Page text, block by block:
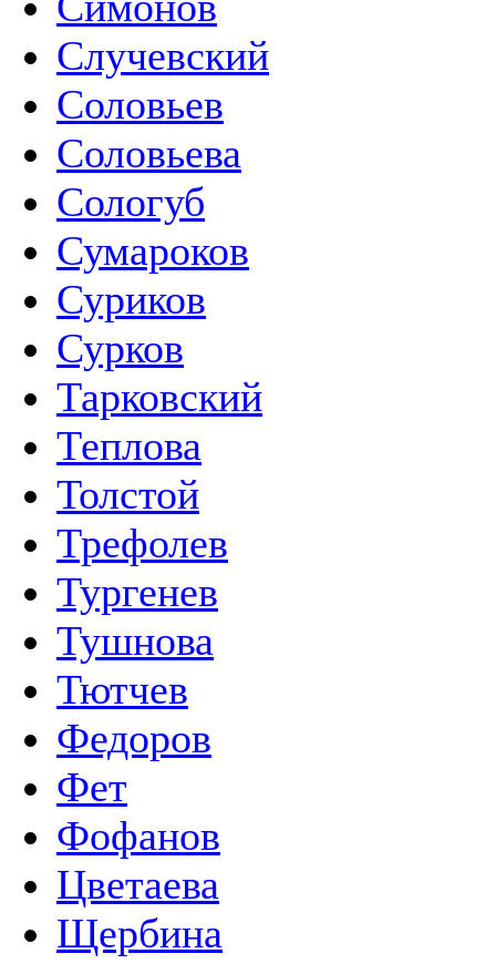
Случевский
Соловьев
Соловьева
Сологуб
Сумароков
Суриков
Сурков
Тарковский
Теплова
Толстой
Трефолев
Тургенев
Тушнова
Тютчев
Федоров
Фет
Фофанов
Цветаева
Щербина